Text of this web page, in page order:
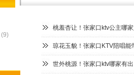
桃羞杏让！张家口ktv公主哪
琼花玉貌！张家口KTV陪唱
世外桃源！张家口ktv哪家有
(9)